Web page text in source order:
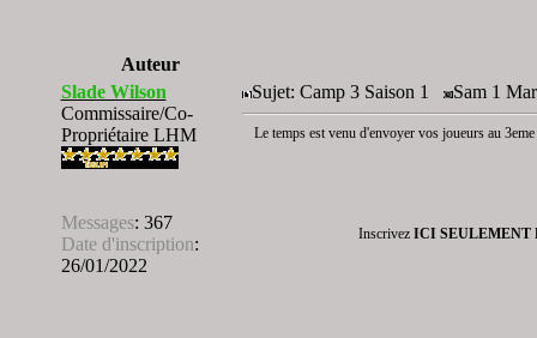
Auteur
Slade Wilson
Commissaire/Co-
Propriétaire LHM
Messages: 367
Date d'inscription:
26/01/2022
Sujet: Camp 3 Saison 1 Sam 1
Le temps est venu d'envoyer vos joueurs au
Inscrivez ICI SEULEMENT